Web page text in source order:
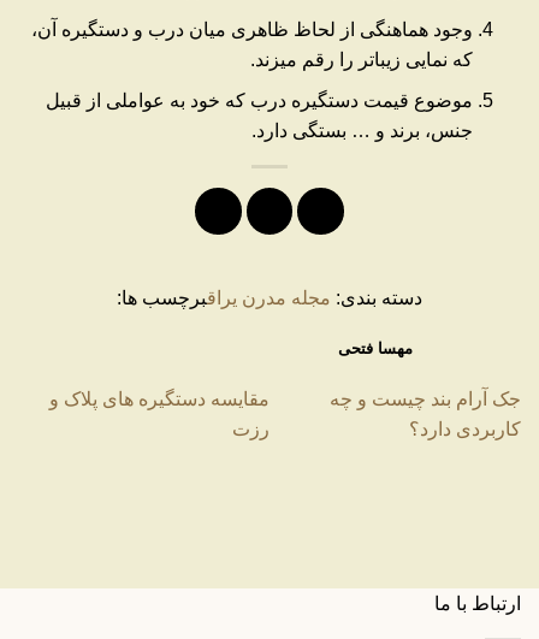
وجود هماهنگی از لحاظ ظاهری میان درب و دستگیره آن،
که نمایی زیباتر را رقم میزند.
موضوع قیمت دستگیره درب که خود به عواملی از قبیل
جنس، برند و … بستگی دارد.
دسته بندی: مجله مدرن یراقبرچسب ها:
مهسا فتحی
جک آرام بند چیست و چه
کاربردی دارد؟
مقایسه دستگیره های پلاک و
رزت
ارتباط با ما